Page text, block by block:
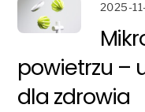
2025-
powietrzu –
dla zdrowia